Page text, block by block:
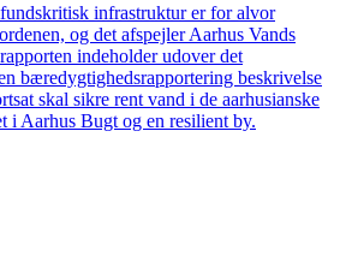
infrastruktur er for alvor
og det afspejler Aarhus Vands
indeholder udover det
bæredygtighedsrapportering beskrivelse
skal sikre rent vand i de aarhusianske
i Aarhus Bugt og en resilient by.